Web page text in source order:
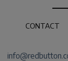
CONTACT